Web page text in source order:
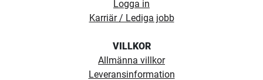
Logga in
Karriär / Lediga jobb
VILLKOR
Allmänna villkor
Leveransinformation